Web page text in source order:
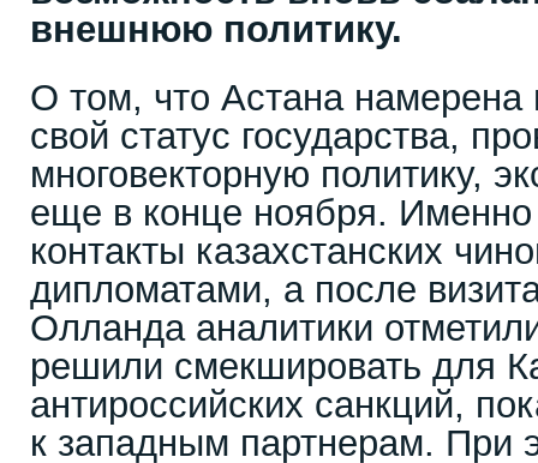
внешнюю политику.
О том, что Астана намерена
свой статус государства,
многовекторную политику,
еще в конце ноября. Именно
контакты казахстанских
дипломатами, а после
Олланда аналитики
решили смекшировать для
антироссийских санкций,
к западным партнерам. При